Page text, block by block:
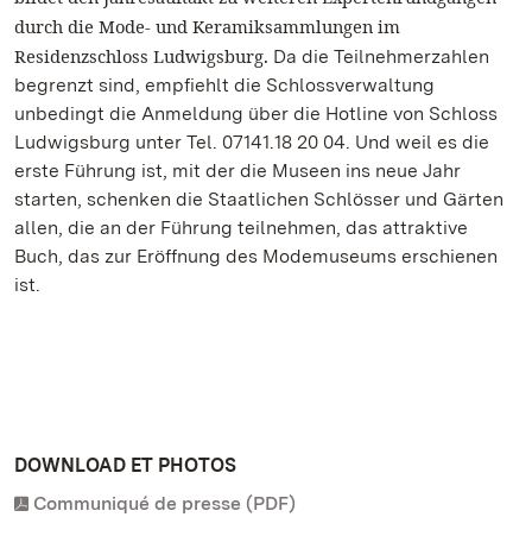
durch die Mode- und Keramiksammlungen im
Residenzschloss Ludwigsburg. Da die Teilnehmerzahlen
begrenzt sind, empfiehlt die Schlossverwaltung
unbedingt die Anmeldung über die Hotline von Schloss
Ludwigsburg unter Tel. 07141.18 20 04. Und weil es die
erste Führung ist, mit der die Museen ins neue Jahr
starten, schenken die Staatlichen Schlösser und Gärten
allen, die an der Führung teilnehmen, das attraktive
Buch, das zur Eröffnung des Modemuseums erschienen
ist.
DOWNLOAD ET PHOTOS
Communiqué de presse (PDF)